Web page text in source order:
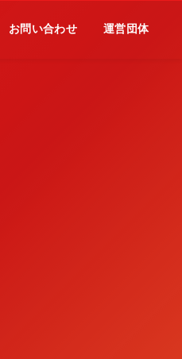
お問い合わせ 運営団体